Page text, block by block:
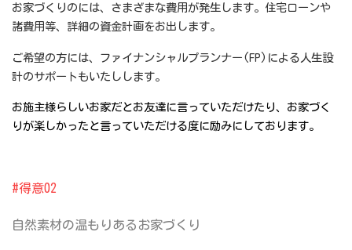
お家づくりのには、さまざまな費用が発生します。住宅ローンや
諸費用等、詳細の資金計画をお出します。
ご希望の方には、ファイナンシャルプランナー(FP)による人生設
計のサポートもいたしします。
お施主様らしいお家だとお友達に言っていただけたり、お家づく
りが楽しかったと言っていただける度に励みにしております。
#得意02
自然素材の温もりあるお家づくり